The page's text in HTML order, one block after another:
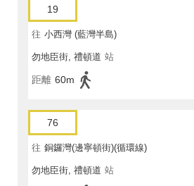
19
往 小西灣 (藍灣半島)
勿地臣街, 禮頓道 站
距離 60m
76
往 銅鑼灣(邊寧頓街)(循環線)
勿地臣街, 禮頓道 站